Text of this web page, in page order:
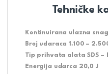
Tehničke
Kontinuirana ulazna
Broj udaraca 1.100 –
Tip prihvata alata SDS –
Energija udarca 20,0 J